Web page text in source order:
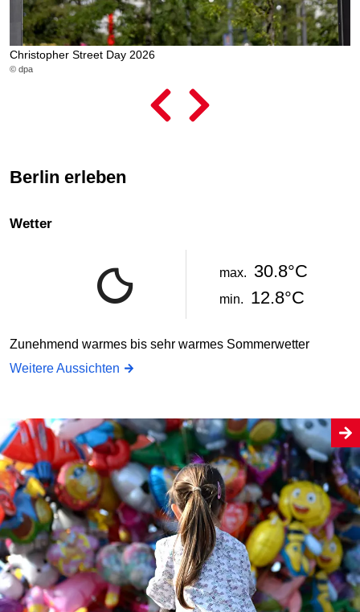
Christopher Street Day 2026
© dpa
Berlin erleben
Wetter
max. 30.8°C
min. 12.8°C
Zunehmend warmes bis sehr warmes Sommerwetter
Weitere Aussichten